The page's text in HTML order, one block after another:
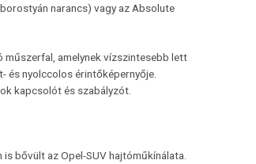
narancs) vagy az Absolute
műszerfal, amelynek vízszintesebb lett
és nyolccolos érintőképernyője.
kapcsolót és szabályzót.
bővült az Opel-SUV hajtóműkínálata.